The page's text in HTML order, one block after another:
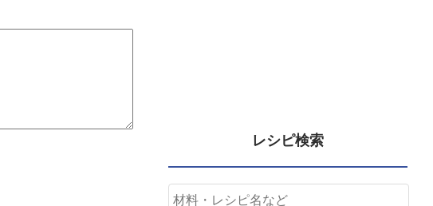
レシピ検索